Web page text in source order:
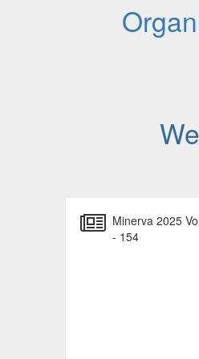
Minerva 2025
- 154